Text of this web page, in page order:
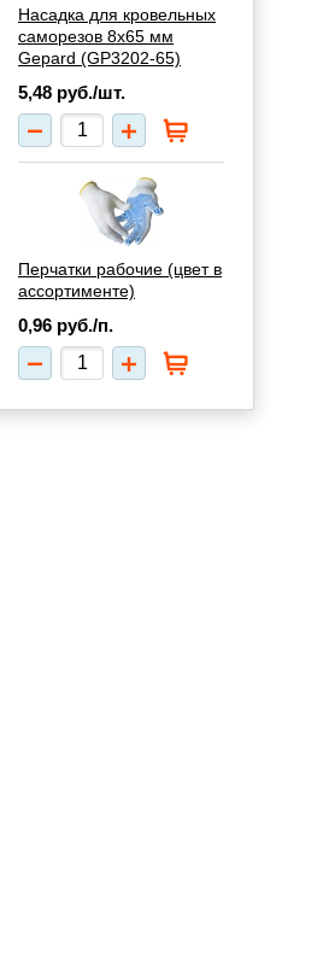
Насадка для кровельных
саморезов 8х65 мм
Gepard (GP3202-65)
5,48 руб./шт.
Перчатки рабочие (цвет в
ассортименте)
0,96 руб./п.